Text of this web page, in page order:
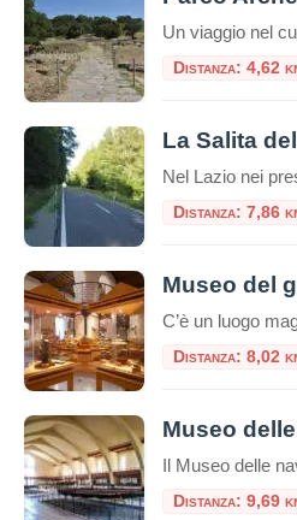
Distanza: 4,62
Distanza: 7,86
Distanza: 8,02
Distanza: 9,69